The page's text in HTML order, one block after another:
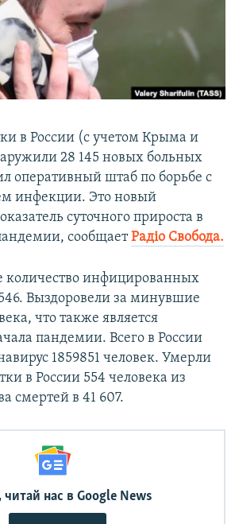
в России (с учетом Крыма и
28 145 новых больных
оперативный штаб по борьбе с
инфекции. Это новый
суточного прироста в
сообщаетРадіо Свобода.
количество инфицированных
Выздоровели за минувшие
что также является
пандемии. Всего в России
1859851 человек. Умерли
в России 554 человека из
смертей в 41 607.
нас в Google News